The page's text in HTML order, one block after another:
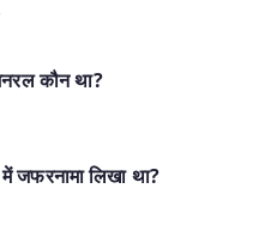
कौन था?
जफरनामा लिखा था?